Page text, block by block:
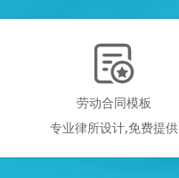

劳动合同模板
专业律所设计,免费提供